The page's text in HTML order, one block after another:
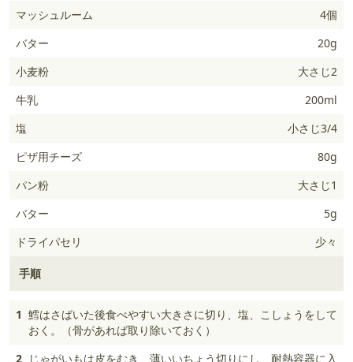
マッシュルーム
4個
バター
20g
小麦粉
大さじ2
牛乳
200ml
塩
小さじ3/4
ピザ用チーズ
80g
パン粉
大さじ1
バター
5g
ドライパセリ
少々
手順
1 鱈はさばいた後食べやすい大きさに切り、塩、こしょうをして
おく。（骨があれば取り除いておく）
2 じゃがいもは皮をむき、薄いいちょう切りにし、耐熱容器に入